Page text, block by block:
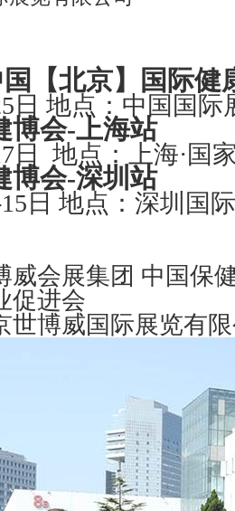
国【北京】国际健
日 地点：中国国
博会-上海站
日 地点：上海·国
博会-深圳站
15日 地点：深圳国
威会展集团 中国保
促进会
世博威国际展览有